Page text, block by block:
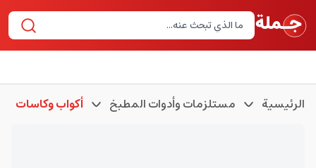
الرئيسية مستلزمات وأدوات المطبخ أكواب وكاسات